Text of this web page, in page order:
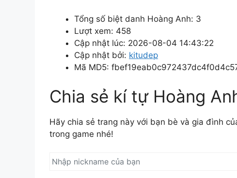
Tổng số biệt danh Hoàng Anh: 3
Lượt xem: 458
Cập nhật lúc: 2026-08-04 14:43:22
Cập nhật bởi: kitudep
Mã MD5:
Chia sẻ kí tự Hoàng
Hãy chia sẻ trang này với bạn bè và gia đình
trong game nhé!